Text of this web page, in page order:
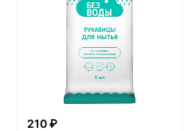
210 ₽